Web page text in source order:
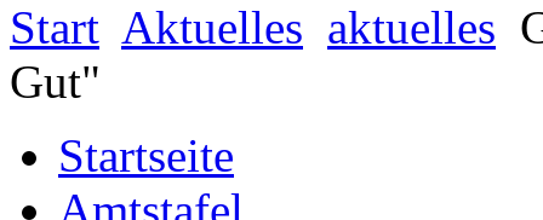
Start Aktuelles aktuelles
Gut"
Startseite